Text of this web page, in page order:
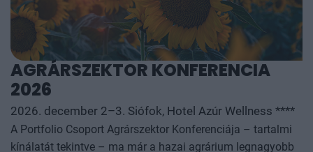
AGRÁRSZEKTOR KONFERENCIA
2026
2026. december 2–3. Siófok, Hotel Azúr Wellness ****
A Portfolio Csoport Agrárszektor Konferenciája – tartalmi
kínálatát tekintve – ma már a hazai agrárium legnagyobb